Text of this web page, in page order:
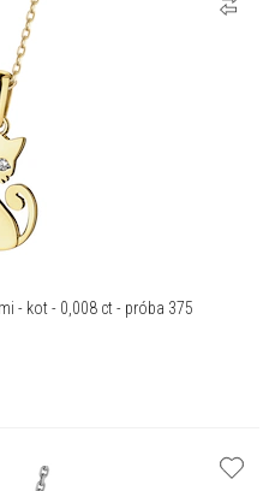
- kot - 0,008 ct - próba 375